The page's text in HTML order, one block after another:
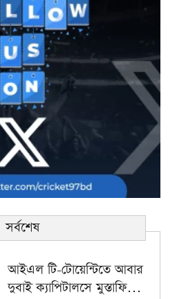
সর্বশেষ
আইএল টি-টোয়েন্টিতে আবার
দুবাই ক্যাপিটালসে মুস্তাফিজুর